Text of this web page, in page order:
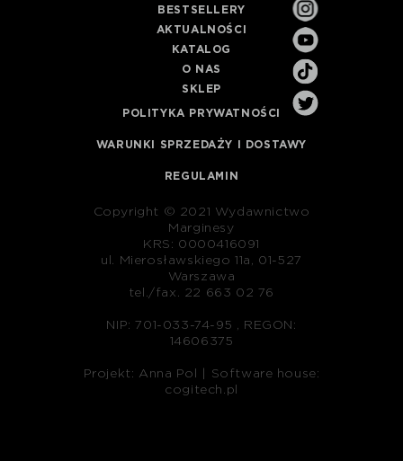
BESTSELLERY
AKTUALNOŚCI
KATALOG
O NAS
SKLEP
POLITYKA PRYWATNOŚCI
WARUNKI SPRZEDAŻY I DOSTAWY
REGULAMIN
Copyright © 2021 Wydawnictwo
Marginesy
KRS: 0000416091
ul. Mierosławskiego 11a, 01-527
Warszawa
tel./fax. 22 663 02 76
NIP: 701-033-74-95 , REGON:
14606375
Projekt: Anna Pol |
Software house:
cogitech.pl